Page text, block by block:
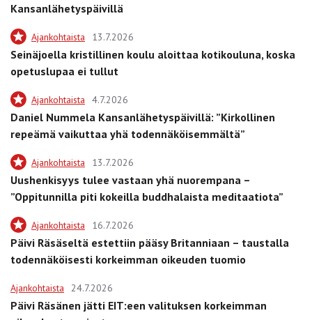
Kansanlähetyspäivillä
Ajankohtaista 13.7.2026
Seinäjoella kristillinen koulu aloittaa kotikouluna, koska
opetuslupaa ei tullut
Ajankohtaista 4.7.2026
Daniel Nummela Kansanlähetyspäivillä: ”Kirkollinen
repeämä vaikuttaa yhä todennäköisemmältä”
Ajankohtaista 13.7.2026
Uushenkisyys tulee vastaan yhä nuorempana –
”Oppitunnilla piti kokeilla buddhalaista meditaatiota”
Ajankohtaista 16.7.2026
Päivi Räsäseltä estettiin pääsy Britanniaan – taustalla
todennäköisesti korkeimman oikeuden tuomio
Ajankohtaista 24.7.2026
Päivi Räsänen jätti EIT:een valituksen korkeimman